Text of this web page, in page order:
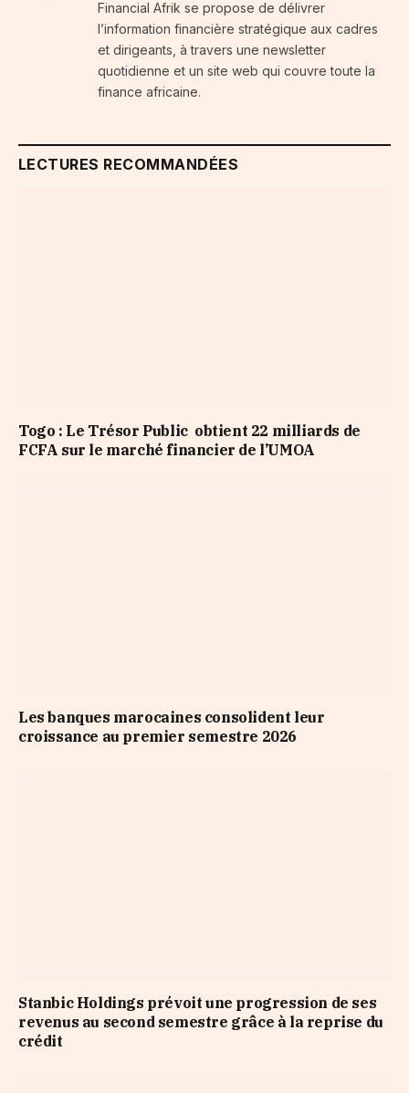
Financial Afrik se propose de délivrer
l’information financière stratégique aux cadres
et dirigeants, à travers une newsletter
quotidienne et un site web qui couvre toute la
finance africaine.
LECTURES RECOMMANDÉES
Togo : Le Trésor Public obtient 22 milliards de
FCFA sur le marché financier de l’UMOA
Les banques marocaines consolident leur
croissance au premier semestre 2026
Stanbic Holdings prévoit une progression de ses
revenus au second semestre grâce à la reprise du
crédit